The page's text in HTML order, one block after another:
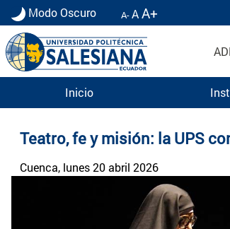
Modo Oscuro A-AA+
Inicio
Noticias UPS | Actualidad
Teatro, fe y misión: la UPS
Cuenca, lunes 20 abril 2026